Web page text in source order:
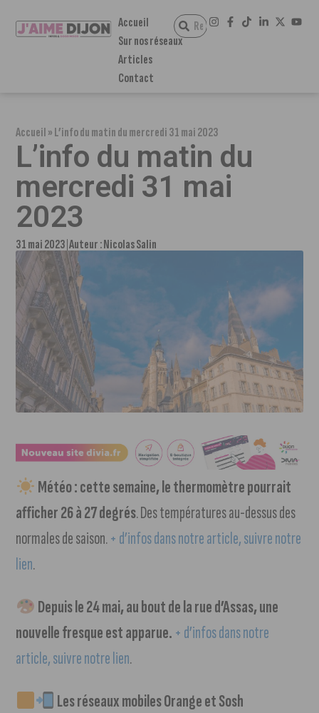
Accueil
Sur nos réseaux
Articles
Contact
Accueil»L’info du matin du mercredi 31 mai 2023
L’info du matin du
mercredi 31 mai
2023
31 mai 2023 Auteur :Nicolas Salin
Météo : cette semaine, le thermomètre pourrait
afficher 26 à 27 degrés. Des températures au-dessus des
normales de saison.+ d’infos dans notre article, suivre notre
lien.
Depuis le 24 mai, au bout de la rue d’Assas, une
nouvelle fresque est apparue. + d’infos dans notre
article, suivre notre lien.
Les réseaux mobiles Orange et Sosh